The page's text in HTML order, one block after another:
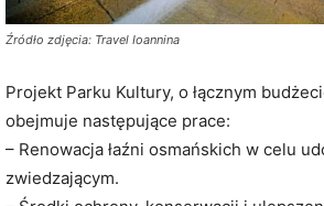
Źródło zdjęcia: Travel Ioannina
Projekt Parku Kultury, o łącznym
obejmuje następujące prace:
– Renowacja łaźni osmańskich w celu
zwiedzającym.